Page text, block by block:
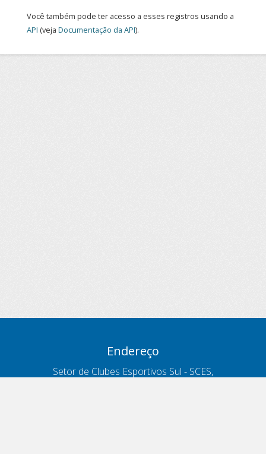
Você também pode ter acesso a esses registros usando a
API (veja Documentação da API).
Endereço
Setor de Clubes Esportivos Sul - SCES,